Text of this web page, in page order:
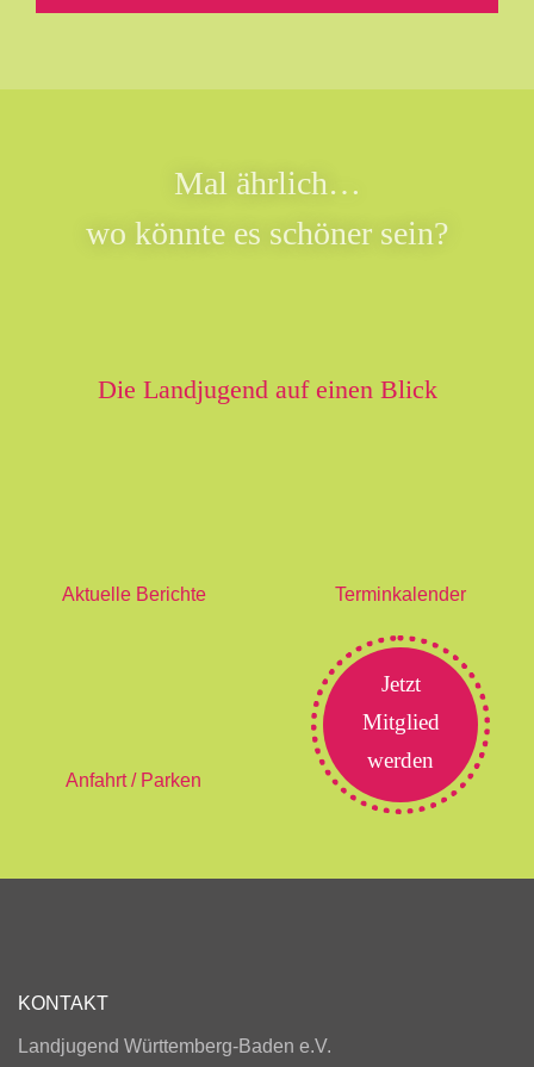
Mal ährlich…
wo könnte es schöner sein?
Die Landjugend auf einen Blick
Aktuelle Berichte Terminkalender
Anfahrt / Parken
Jetzt
Mitglied
werden
KONTAKT
Landjugend Württemberg-Baden e.V.